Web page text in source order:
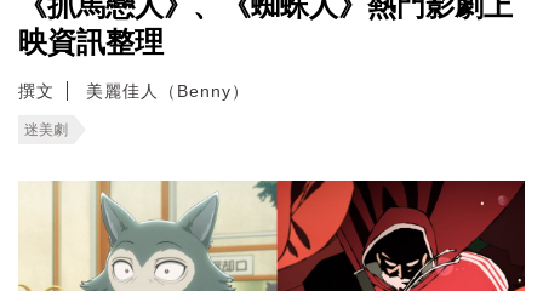
映資訊整理
撰文 美麗佳人（Benny）
迷美劇